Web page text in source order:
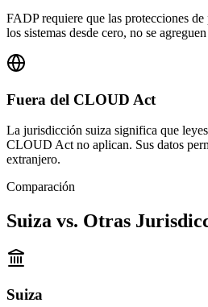
FADP requiere que las protecciones
los sistemas desde cero, no se
Fuera del CLOUD Act
La jurisdicción suiza significa que
CLOUD Act no aplican. Sus datos
extranjero.
Comparación
Suiza vs. Otras
Suiza